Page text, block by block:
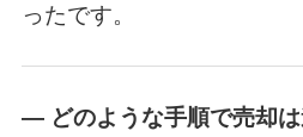
ったです。
― どのような手順で売却は